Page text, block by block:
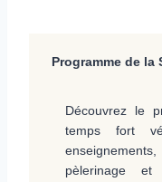
Programme de la
Découvrez le
temps fort
pèlerinage